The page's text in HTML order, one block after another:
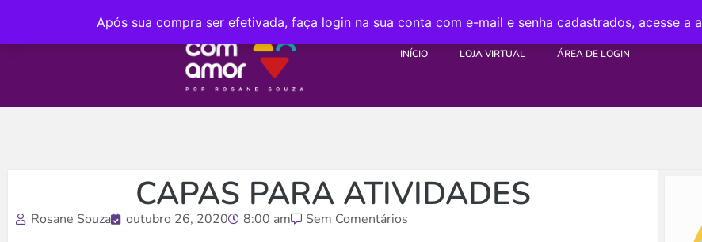
Após sua compra ser efetivada, faça login na sua conta com e-mail e senha cadastrados, acesse a
INÍCIO LOJA VIRTUAL ÁREA DE LOGIN
CAPAS PARA ATIVIDADES
Rosane Souza outubro 26, 2020 8:00 am Sem Comentários